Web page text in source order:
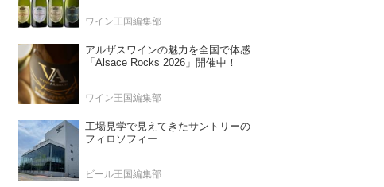
ワイン王国編集部
アルザスワインの魅力を全国で体感
「Alsace Rocks 2026」開催中！
ワイン王国編集部
工場見学で見えてきたサントリーの
フィロソフィー
ビール王国編集部